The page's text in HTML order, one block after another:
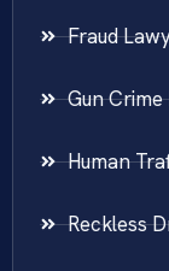
Fraud
Gun
Human
Reckless